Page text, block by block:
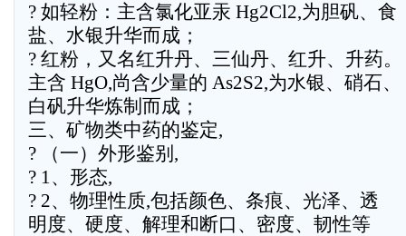
? 如轻粉：主含氯化亚汞 Hg2Cl2,为胆矾、食
盐、水银升华而成；
? 红粉，又名红升丹、三仙丹、红升、升药。
主含 HgO,尚含少量的 As2S2,为水银、硝石、
白矾升华炼制而成；
三、矿物类中药的鉴定,
? （一）外形鉴别,
? 1、形态,
? 2、物理性质,包括颜色、条痕、光泽、透
明度、硬度、解理和断口、密度、韧性等